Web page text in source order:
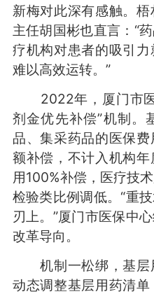
新梅对此深有感触。
主任胡国彬也直言：“
疗机构对患者的吸引
难以高效运转。”
2022年，厦门市医
剂金优先补偿”机制。
品、集采药品的医保
额补偿，不计入机构
用100%补偿，医疗技
检验类比例调低。“重
刃上。”厦门市医保中
改革导向。
机制一松绑，基层
动态调整基层用药清单